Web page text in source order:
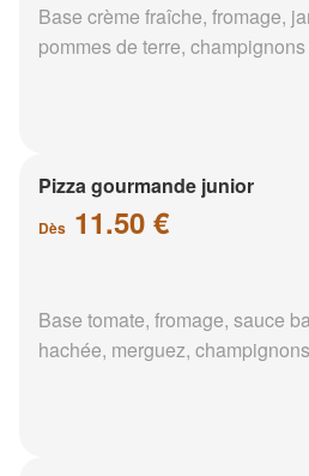
Base crème fraîche, fromage,
pommes de terre, champignons
Pizza gourmande junior
Dès 11.50 €
Base tomate, fromage, sauce
hachée, merguez,